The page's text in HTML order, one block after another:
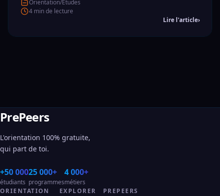
Orientation/Etudes
4 min de lecture
Lire l'article›
PrePeers
L'orientation 100% gratuite,
qui part de toi.
+50 000
étudiants
25 000+
programmes
4 000+
métiers
ORIENTATION
EXPLORER PREPEERS